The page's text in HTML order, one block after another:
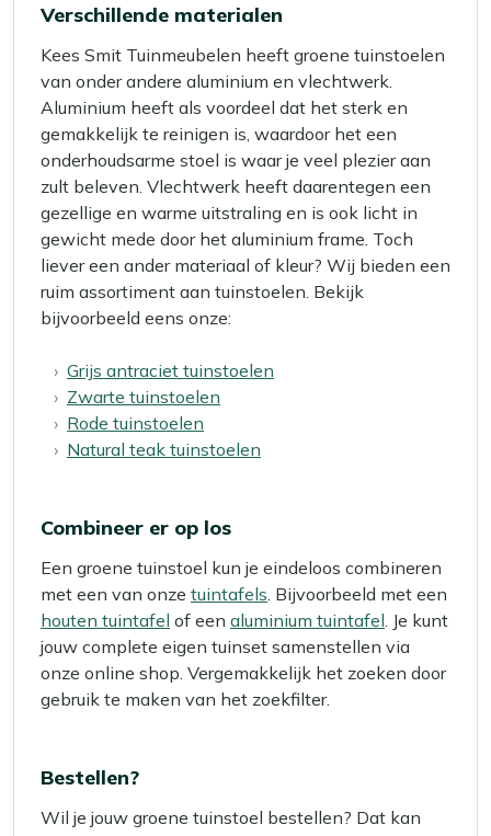
Verschillende materialen
Kees Smit Tuinmeubelen heeft groene tuinstoelen
van onder andere aluminium en vlechtwerk.
Aluminium heeft als voordeel dat het sterk en
gemakkelijk te reinigen is, waardoor het een
onderhoudsarme stoel is waar je veel plezier aan
zult beleven. Vlechtwerk heeft daarentegen een
gezellige en warme uitstraling en is ook licht in
gewicht mede door het aluminium frame. Toch
liever een ander materiaal of kleur? Wij bieden een
ruim assortiment aan tuinstoelen. Bekijk
bijvoorbeeld eens onze:
Grijs antraciet tuinstoelen
Zwarte tuinstoelen
Rode tuinstoelen
Natural teak tuinstoelen
Combineer er op los
Een groene tuinstoel kun je eindeloos combineren
met een van onze tuintafels . Bijvoorbeeld met een
houten tuintafel of een aluminium tuintafel . Je kunt
jouw complete eigen tuinset samenstellen via
onze online shop. Vergemakkelijk het zoeken door
gebruik te maken van het zoekfilter.
Bestellen?
Wil je jouw groene tuinstoel bestellen? Dat kan